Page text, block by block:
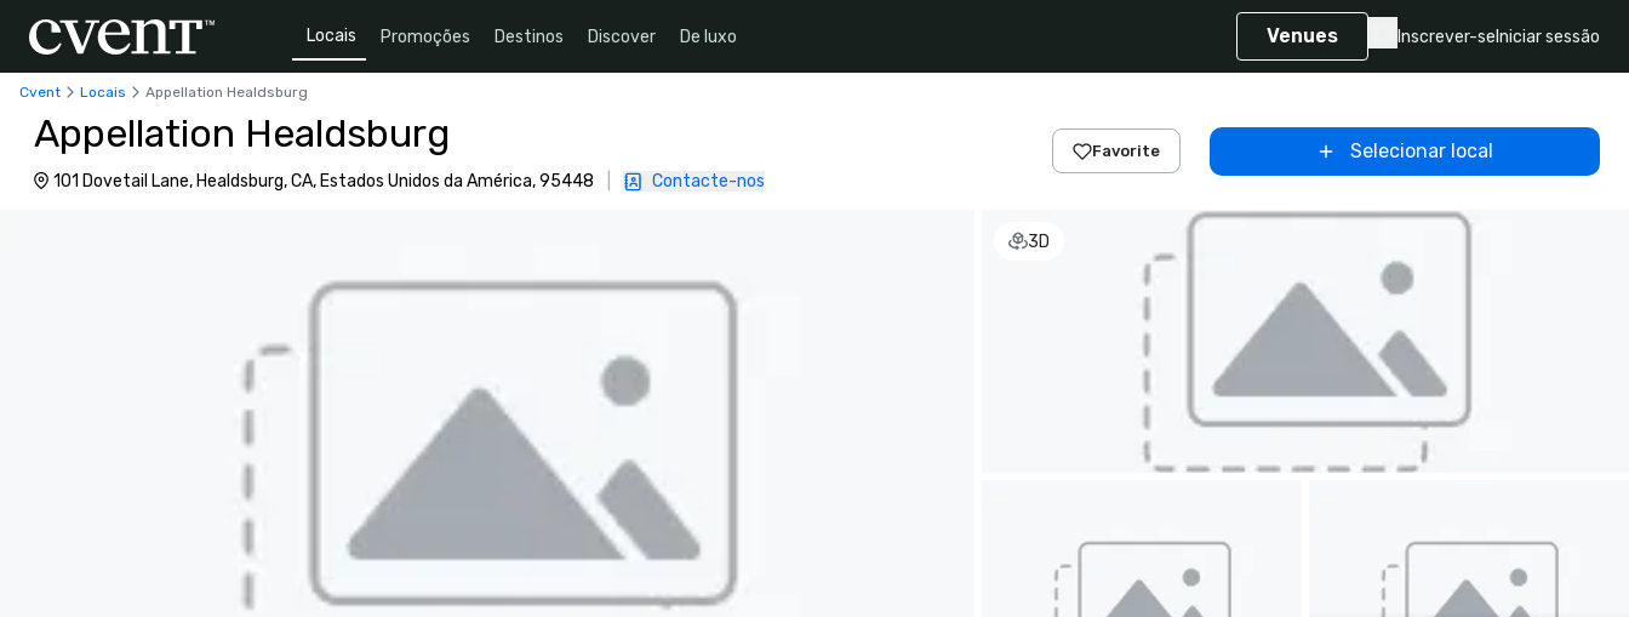
Locais Promoções Destinos Discover De luxo Venues Inscrever-se Iniciar sessão
Cvent Locais Appellation Healdsburg
Appellation Healdsburg
101 Dovetail Lane, Healdsburg, CA, Estados Unidos da América, 95448 Contacte-nos
Favorite Selecionar local
3D